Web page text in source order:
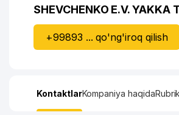
SHEVCHENKO E.V. YAKKA
+99893 ... qo'ng'iroq qilish
KontaktlarKompaniya haqida